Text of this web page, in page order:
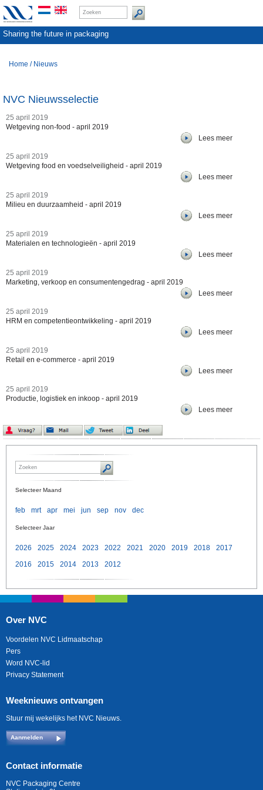
Sharing the future in packaging
Home / Nieuws
NVC Nieuwsselectie
25 april 2019
Wetgeving non-food - april 2019
Lees meer
25 april 2019
Wetgeving food en voedselveiligheid - april 2019
Lees meer
25 april 2019
Milieu en duurzaamheid - april 2019
Lees meer
25 april 2019
Materialen en technologieën - april 2019
Lees meer
25 april 2019
Marketing, verkoop en consumentengedrag - april 2019
Lees meer
25 april 2019
HRM en competentieontwikkeling - april 2019
Lees meer
25 april 2019
Retail en e-commerce - april 2019
Lees meer
25 april 2019
Productie, logistiek en inkoop - april 2019
Lees meer
Selecteer Maand
feb mrt apr mei jun sep nov dec
Selecteer Jaar
2026 2025 2024 2023 2022 2021 2020 2019 2018
2017
2016
2015 2014 2013 2012
Over NVC
Voordelen NVC Lidmaatschap
Pers
Word NVC-lid
Privacy Statement
Weeknieuws ontvangen
Stuur mij wekelijks het NVC Nieuws.
Aanmelden
Contact informatie
NVC Packaging Centre